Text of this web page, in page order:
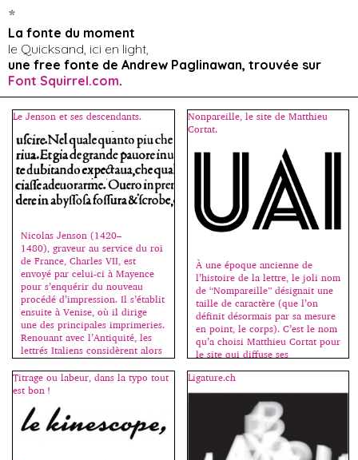
*
La fonte du moment
le Quicksand, ici en light,
une free fonte de Andrew Paglinawan, trouvée sur
Font Squirrel.com.
Le Jenson et ses descendants.
Nicolas Jenson (1420–
1480), graveur au service du roi
de France, Charles VII, est
envoyé par celui-ci à Mayence
pour s’enquérir du nouveau
procédé d’impression. Il s’établit
ensuite à Venise, où il dirige
une des principales imprimeries.
Renouant avec l’Antiquité, les
lettrés Italiens considèrent alors
les lettres lapidaires romaines
comme le dessin idéal des
capitales; la minuscule
[…]
Nonpareille, le site de Matthieu
Cortat.
À une époque ancienne de
l’histoire de la lettre, le joli nom
de “Nompareille” désignait une
taille de caractère (que l’on
définit désormais par sa mesure
en point, le corps). C’est le nom
qu’a choisi Matthieu Cortat pour
le site qui diffuse ses
en 1982 en Suisse, Matthieu
Cortat est dessinateur de […]
Titrage ou labeur, dans la typo tout
est bon !
Ligature.ch